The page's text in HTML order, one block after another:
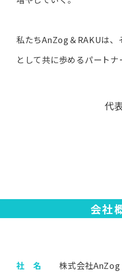
私たちAnZog＆RAKUは、​
と​して共に​歩める​パートナ
代
会社
社 名
株式会社AnZog